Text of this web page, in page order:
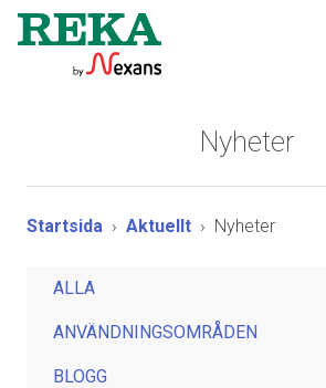
Nyheter
Startsida Aktuellt Nyheter
ALLA
ANVÄNDNINGSOMRÅDEN
BLOGG